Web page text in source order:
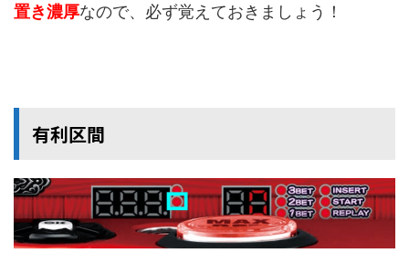
置き濃厚なので、必ず覚えておきましょう！
有利区間